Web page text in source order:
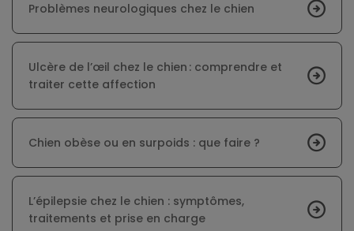
Problèmes neurologiques chez le chien
Ulcère de l’œil chez le chien : comprendre et
traiter cette affection
Chien obèse ou en surpoids : que faire ?
L’épilepsie chez le chien : symptômes,
traitements et prise en charge